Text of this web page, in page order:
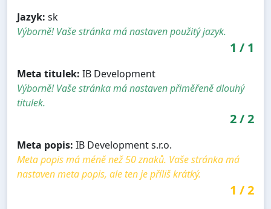
Jazyk: sk
Výborně! Vaše stránka má nastaven použitý jazyk.
1 / 1
Meta titulek: IB Development
Výborně! Vaše stránka má nastaven přiměřeně dlouhý
titulek.
2/2
Meta popis: IB Development s.r.o.
Meta popis má méně než 50 znaků. Vaše stránka má
nastaven meta popis, ale ten je příliš krátký.
1 /2